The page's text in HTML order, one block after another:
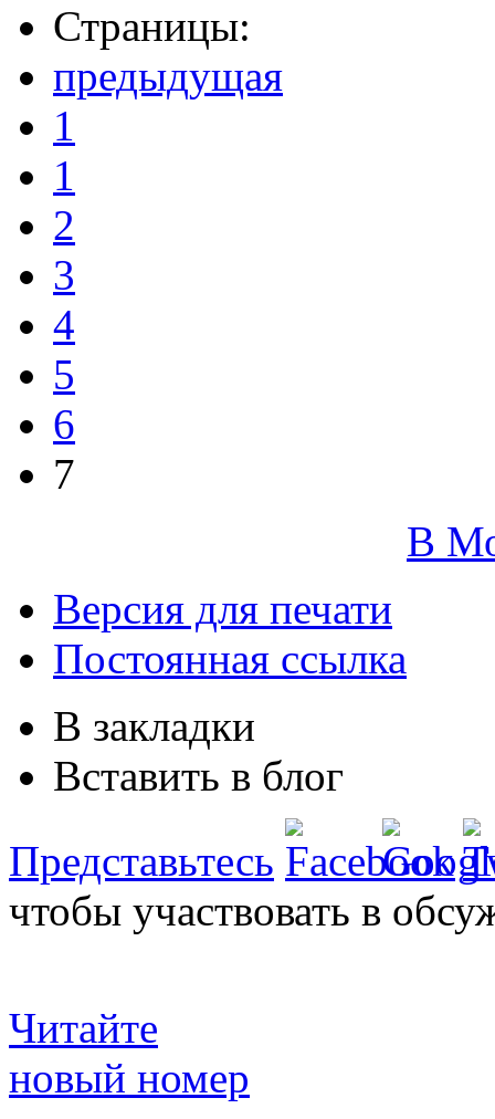
Страницы:
предыдущая
1
1
2
3
4
5
6
7
В
Версия для печати
Постоянная ссылка
В закладки
Вставить в блог
Представьтесь
чтобы участвовать в
Читайте
новый номер